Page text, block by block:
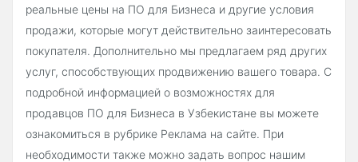
реальные цены на ПО для Бизнеса и другие условия
продажи, которые могут действительно заинтересовать
покупателя. Дополнительно мы предлагаем ряд других
услуг, способствующих продвижению вашего товара. С
подробной информацией о возможностях для
продавцов ПО для Бизнеса в Узбекистане вы можете
ознакомиться в рубрике Реклама на сайте. При
необходимости также можно задать вопрос нашим